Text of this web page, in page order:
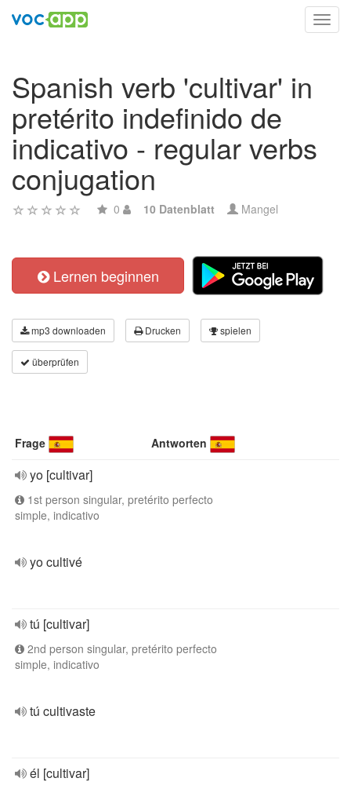
Spanish verb 'cultivar' in
pretérito indefinido de
indicativo - regular verbs
conjugation
0 10 Datenblatt Mangel
Lernen beginnen
mp3 downloaden Drucken spielen
überprüfen
Frage Antworten
yo [cultivar]
1st person singular, pretérito perfecto
simple, indicativo
yo cultivé
tú [cultivar]
2nd person singular, pretérito perfecto
simple, indicativo
tú cultivaste
él [cultivar]